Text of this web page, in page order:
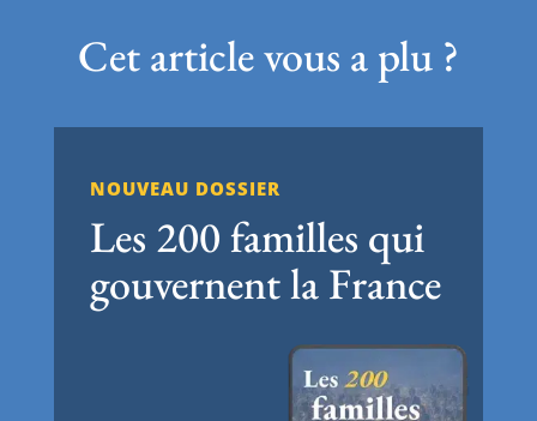
Cet article vous a plu ?
NOUVEAU DOSSIER
Les 200 familles qui
gouvernent la France